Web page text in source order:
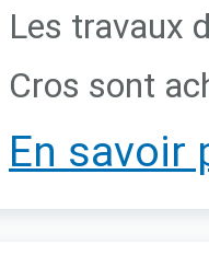
Les travaux
Cros sont
En savoir